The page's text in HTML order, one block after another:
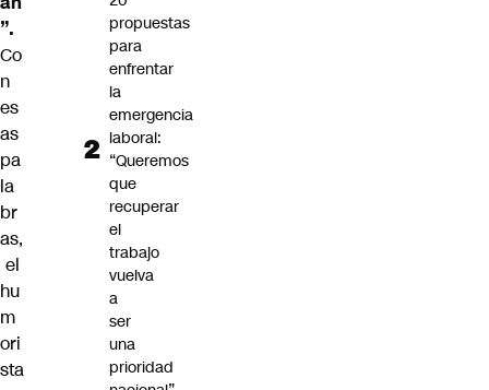
”.
Co
n
es
as
pa
la
br
as,
el
hu
m
ori
sta
propuestas
para
enfrentar
la
emergencia
laboral:
“Queremos
que
recuperar
el
trabajo
vuelva
a
ser
una
prioridad